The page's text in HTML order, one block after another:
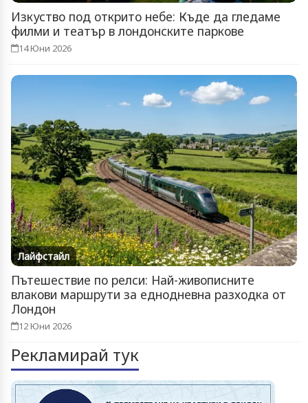
Изкуство под открито небе: Къде да гледаме
филми и театър в лондонските паркове
14 Юни 2026
Лайфстайл
Пътешествие по релси: Най-живописните
влакови маршрути за еднодневна разходка от
Лондон
12 Юни 2026
Рекламирай тук